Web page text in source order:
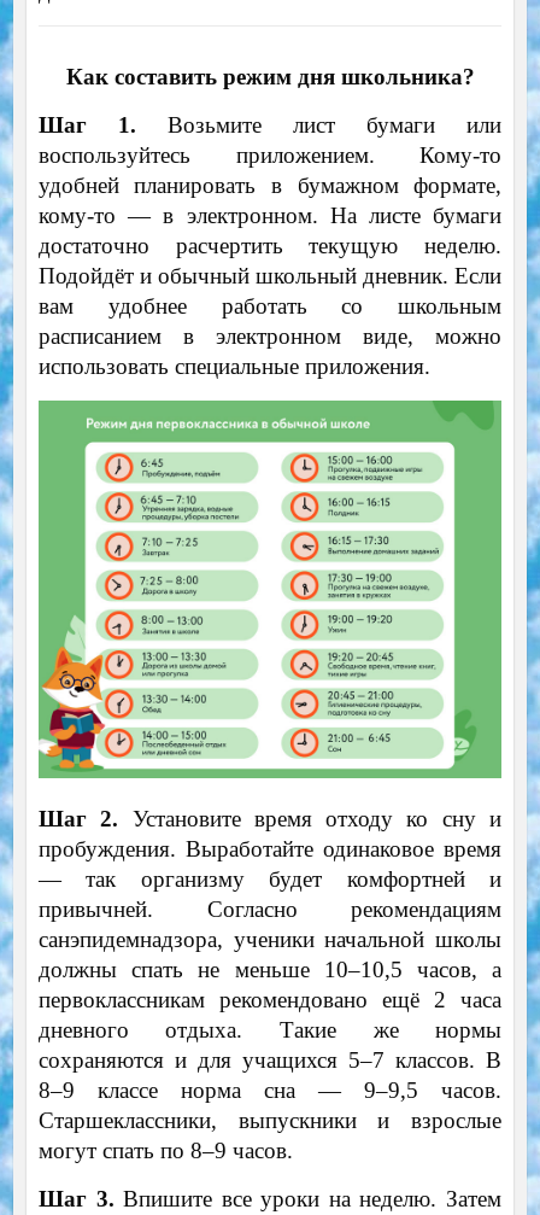
Как составить режим дня школьника?
Шаг 1. Возьмите лист бумаги или
воспользуйтесь приложением. Кому-то
удобней планировать в бумажном формате,
кому-то — в электронном. На листе бумаги
достаточно расчертить текущую неделю.
Подойдёт и обычный школьный дневник. Если
вам удобнее работать со школьным
расписанием в электронном виде, можно
использовать специальные приложения.
Шаг 2. Установите время отходу ко сну и
пробуждения. Выработайте одинаковое время
— так организму будет комфортней и
привычней. Согласно рекомендациям
санэпидемнадзора, ученики начальной школы
должны спать не меньше 10–10,5 часов, а
первоклассникам рекомендовано ещё 2 часа
дневного отдыха. Такие же нормы
сохраняются и для учащихся 5–7 классов. В
8–9 классе норма сна — 9–9,5 часов.
Старшеклассники, выпускники и взрослые
могут спать по 8–9 часов.
Шаг 3. Впишите все уроки на неделю. Затем